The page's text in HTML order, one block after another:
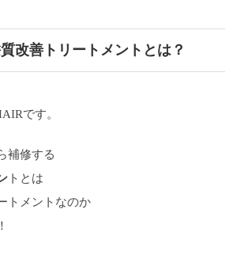
改善トリートメントとは？
です。
補修する
トとは
トメントなのか